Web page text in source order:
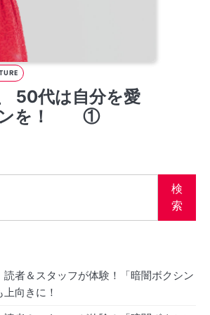
50代は自分を愛
ンを！ ①
検
索
読者＆スタッフが体験！「暗闇ボクシン
向きに！